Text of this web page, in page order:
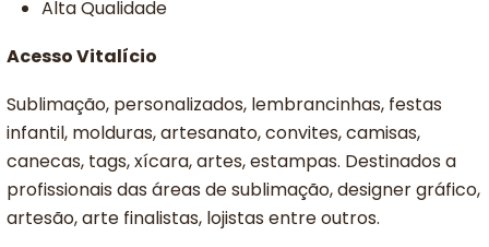
Alta Qualidade
Acesso Vitalício
Sublimação, personalizados, lembrancinhas, festas
infantil, molduras, artesanato, convites, camisas,
canecas, tags, xícara, artes, estampas. Destinados a
profissionais das áreas de sublimação, designer gráfico,
artesão, arte finalistas, lojistas entre outros.